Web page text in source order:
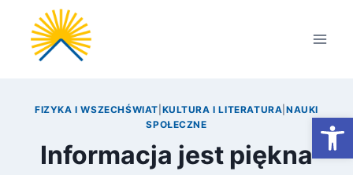
Przejdź
treści
FIZYKA I WSZECHŚWIAT KULTURA I LITERATURA |NAUKI
SPOŁECZNE
Informacja jest piękna